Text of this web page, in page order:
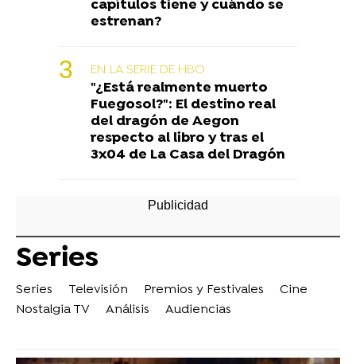
capítulos tiene y cuándo se
estrenan?
EN LA SERIE DE HBO
"¿Está realmente muerto
Fuegosol?": El destino real
del dragón de Aegon
respecto al libro y tras el
3x04 de La Casa del Dragón
Series
Series Televisión Premios y Festivales
Cine
Nostalgia TV
Análisis Audiencias